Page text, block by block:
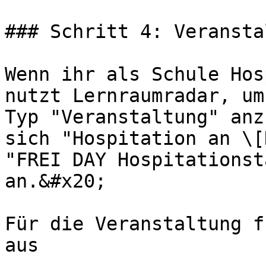
### Schritt 4:
Wenn ihr als Schule
nutzt Lernraumradar,
Typ "Veranstaltung"
sich "Hospitation an
"FREI DAY
an.&#x20;
Für die
aus